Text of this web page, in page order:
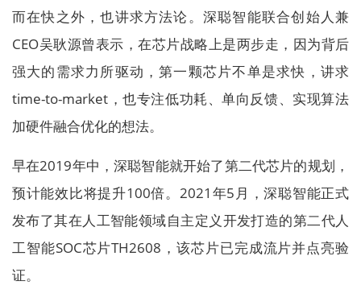
而在快之外，也讲求方法论。深聪智能联合创始人兼
CEO吴耿源曾表示，在芯片战略上是两步走，因为背后
强大的需求力所驱动，第一颗芯片不单是求快，讲求
time-to-market，也专注低功耗、单向反馈、实现算法
加硬件融合优化的想法。
早在2019年中，深聪智能就开始了第二代芯片的规划，
预计能效比将提升100倍。2021年5月，深聪智能正式
发布了其在人工智能领域自主定义开发打造的第二代人
工智能SOC芯片TH2608，该芯片已完成流片并点亮验
证。